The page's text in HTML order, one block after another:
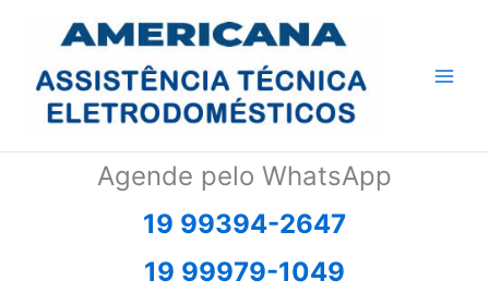
conteúdo
Agende pelo WhatsApp
19 99394-2647
19 99979-1049